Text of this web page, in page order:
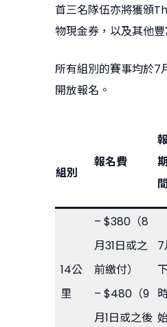
首三名隊伍亦將獲頒
物現金券，以及其他豐
所有組別的賽事均於7
開放報名。
組別
報名費
間
14公
里
– $380（8
月31日或之
前繳付）
– $480（9
月1日或之後
7